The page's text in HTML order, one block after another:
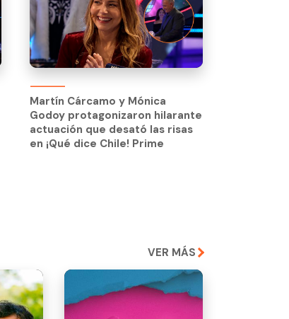
Martín Cárcamo y Mónica
Godoy protagonizaron hilarante
actuación que desató las risas
en ¡Qué dice Chile! Prime
Martín Cárcamo y Mónica
Godoy protagonizaron hilarante
actuación que desató las risas
en ¡Qué dice Chile! Prime
VER MÁS